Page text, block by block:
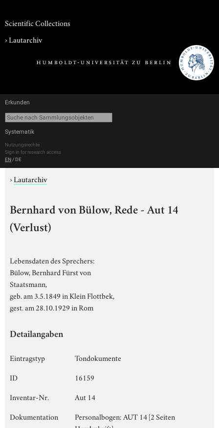
Scientific Collections
›Lautarchiv
Erkunden
Systematik
Nutzungsrechte
Sign in for research access
EN / DE
›Lautarchiv
Bernhard von Bülow, Rede - Aut 14
(Verlust)
Lebensdaten des Sprechers:
Bülow, Bernhard Fürst von
Staatsmann,
geb. am 3.5.1849 in Klein Flottbek,
gest. am 28.10.1929 in Rom
Detailangaben
Eintragstyp
Tondokumente
ID
16159
Inventar-Nr.
Aut 14
Dokumentation
Personalbogen: AUT 14 [2 Seiten